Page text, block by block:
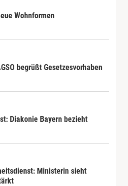
Wohnformen
begrüßt Gesetzesvorhaben
Diakonie Bayern bezieht
Ministerin sieht